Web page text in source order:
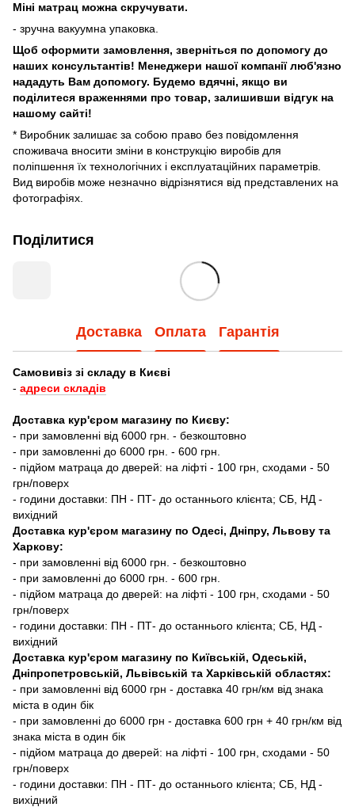
Міні матрац можна скручувати.
- зручна вакуумна упаковка.
Щоб оформити замовлення, зверніться по допомогу до
наших консультантів! Менеджери нашої компанії люб'язно
нададуть Вам допомогу. Будемо вдячні, якщо ви
поділитеся враженнями про товар, залишивши відгук на
нашому сайті!
* Виробник залишає за собою право без повідомлення
споживача вносити зміни в конструкцію виробів для
поліпшення їх технологічних і експлуатаційних параметрів.
Вид виробів може незначно відрізнятися від представлених на
фотографіях.
Поділитися
Доставка Оплата Гарантія
Самовивіз зі складу в Києві
- адреси складів
Доставка кур'єром магазину по Києву:
- при замовленні від 6000 грн. - безкоштовно
- при замовленні до 6000 грн. - 600 грн.
- підйом матраца до дверей: на ліфті - 100 грн, сходами - 50
грн/поверх
- години доставки: ПН - ПТ- до останнього клієнта; СБ, НД -
вихідний
Доставка кур'єром магазину по Одесі, Дніпру, Львову та
Харкову:
- при замовленні від 6000 грн. - безкоштовно
- при замовленні до 6000 грн. - 600 грн.
- підйом матраца до дверей: на ліфті - 100 грн, сходами - 50
грн/поверх
- години доставки: ПН - ПТ- до останнього клієнта; СБ, НД -
вихідний
Доставка кур'єром магазину по Київській, Одеській,
Дніпропетровській, Львівській та Харківській областях:
- при замовленні від 6000 грн - доставка 40 грн/км від знака
міста в один бік
- при замовленні до 6000 грн - доставка 600 грн + 40 грн/км від
знака міста в один бік
- підйом матраца до дверей: на ліфті - 100 грн, сходами - 50
грн/поверх
- години доставки: ПН - ПТ- до останнього клієнта; СБ, НД -
вихідний